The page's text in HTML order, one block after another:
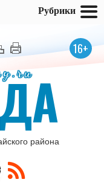
16+
района
Рубрики